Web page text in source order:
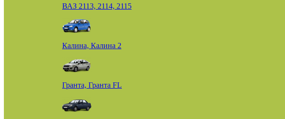
ВАЗ 2113, 2114, 2115
Калина, Калина 2
Гранта, Гранта FL